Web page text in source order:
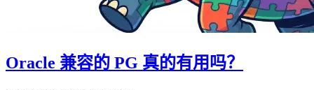
Oracle 兼容的 PG 真的有用吗？